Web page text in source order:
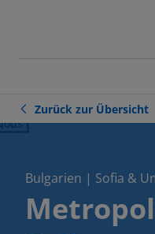
Zurück zur Übersicht
Bulgarien | Sofia &